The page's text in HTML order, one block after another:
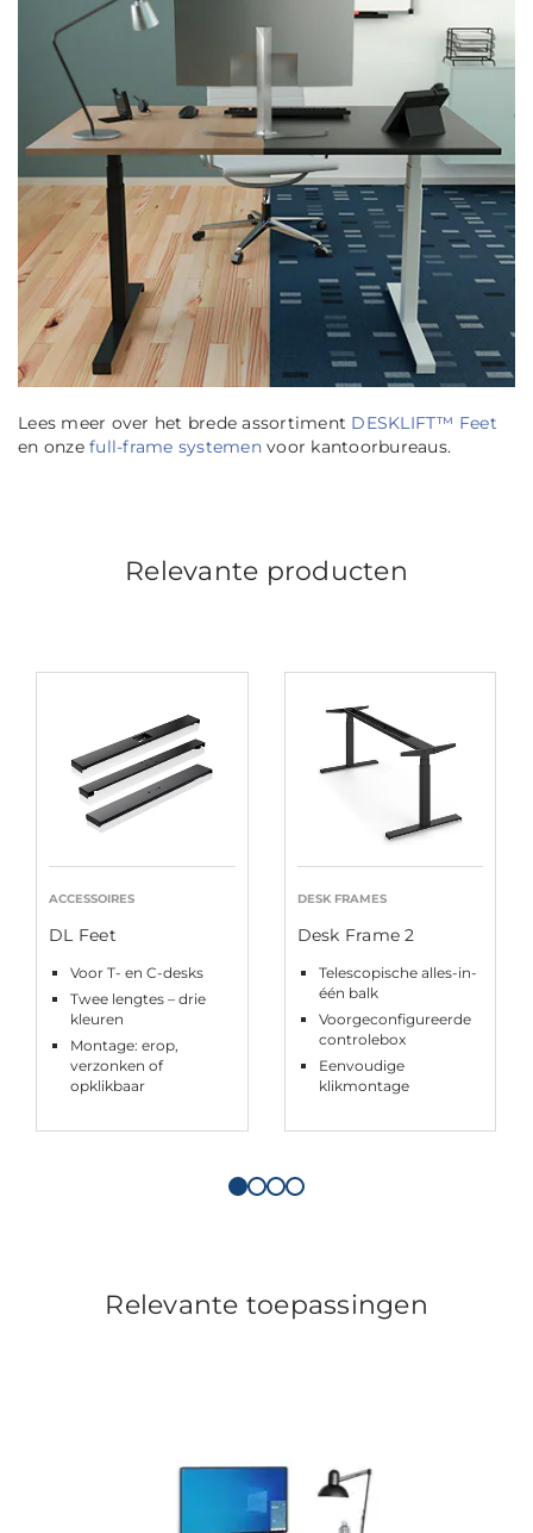
Lees meer over het brede assortiment DESKLIFT™ Feet
en onze full-frame systemenvoor kantoorbureaus.
Relevante producten
ACCESSOIRES
DL Feet
Voor T- en C-desks
Twee lengtes – drie
kleuren
Montage: erop,
verzonken of
opklikbaar
DESK FRAMES
Desk Frame 2
Telescopische alles-in-
één balk
Voorgeconfigureerde
controlebox
Eenvoudige
klikmontage
Relevante toepassingen